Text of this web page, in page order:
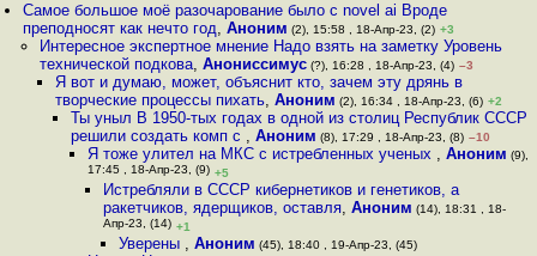
Самое большое моё разочарование было с novel ai Вроде
преподносят как нечто год,Аноним (2), 15:58 , 18-Апр-23, (2) +3
Интересное экспертное мнение Надо взять на заметку Уровень
технической подкова, Анониссимус(?), 16:28 , 18-Апр-23, (4) –3
Я вот и думаю, может, объяснит кто, зачем эту дрянь в
творческие процессы пихать, Аноним (2), 16:34 , 18-Апр-23, (6) +2
Ты уныл В 1950-тых годах в одной из столиц Республик СССР
решили создать комп с ,Аноним (8), 17:29 , 18-Апр-23, (8) –10
Я тоже улител на МКС с истребленных ученых , Аноним (9),
17:45 , 18-Апр-23, (9) +5
Истребляли в СССР кибернетиков и генетиков, а
ракетчиков, ядерщиков, оставля, Аноним (14), 18:31 , 18-
Апр-23, (14) +1
Уверены ,Аноним (45), 18:40 , 19-Апр-23, (45)